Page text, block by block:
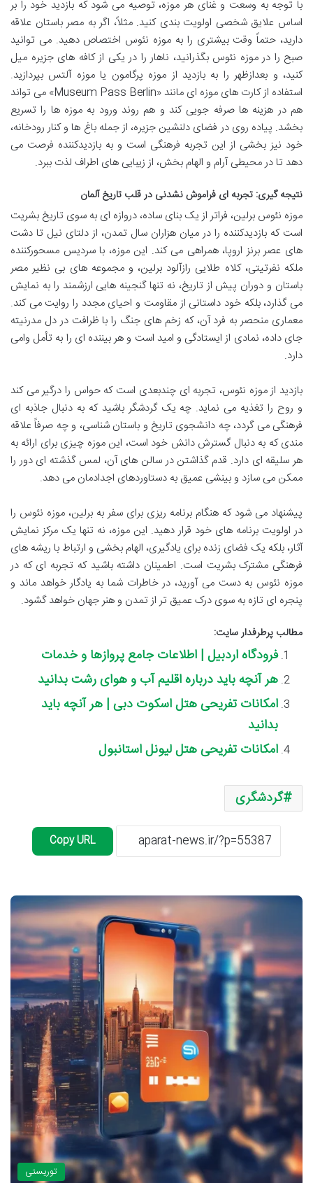
با توجه به وسعت و غنای هر موزه، توصیه می شود که بازدید خود را بر
اساس علایق شخصی اولویت بندی کنید. مثلاً، اگر به مصر باستان علاقه
دارید، حتماً وقت بیشتری را به موزه نئوس اختصاص دهید. می توانید
صبح را در موزه نئوس بگذرانید، ناهار را در یکی از کافه های جزیره میل
کنید، و بعدازظهر را به بازدید از موزه پرگامون یا موزه آلتس بپردازید.
استفاده از کارت های موزه ای مانند «Museum Pass Berlin» می تواند
هم در هزینه ها صرفه جویی کند و هم روند ورود به موزه ها را تسریع
بخشد. پیاده روی در فضای دلنشین جزیره، از جمله باغ ها و کنار رودخانه،
خود نیز بخشی از این تجربه فرهنگی است و به بازدیدکننده فرصت می
دهد تا در محیطی آرام و الهام بخش، از زیبایی های اطراف لذت ببرد.
نتیجه گیری: تجربه ای فراموش نشدنی در قلب تاریخ آلمان
موزه نئوس برلین، فراتر از یک بنای ساده، دروازه ای به سوی تاریخ بشریت
است که بازدیدکننده را در میان هزاران سال تمدن، از دلتای نیل تا دشت
های عصر برنز اروپا، همراهی می کند. این موزه، با سردیس مسحورکننده
ملکه نفرتیتی، کلاه طلایی رازآلود برلین، و مجموعه های بی نظیر مصر
باستان و دوران پیش از تاریخ، نه تنها گنجینه هایی ارزشمند را به نمایش
می گذارد، بلکه خود داستانی از مقاومت و احیای مجدد را روایت می کند.
معماری منحصر به فرد آن، که زخم های جنگ را با ظرافت در دل مدرنیته
جای داده، نمادی از ایستادگی و امید است و هر بیننده ای را به تأمل وامی
دارد.
بازدید از موزه نئوس، تجربه ای چندبعدی است که حواس را درگیر می کند
و روح را تغذیه می نماید. چه یک گردشگر باشید که به دنبال جاذبه ای
فرهنگی می گردد، چه دانشجوی تاریخ و باستان شناسی، و چه صرفاً علاقه
مندی که به دنبال گسترش دانش خود است، این موزه چیزی برای ارائه به
هر سلیقه ای دارد. قدم گذاشتن در سالن های آن، لمس گذشته ای دور را
ممکن می سازد و بینشی عمیق به دستاوردهای اجدادمان می دهد.
پیشنهاد می شود که هنگام برنامه ریزی برای سفر به برلین، موزه نئوس را
در اولویت برنامه های خود قرار دهید. این موزه، نه تنها یک مرکز نمایش
آثار، بلکه یک فضای زنده برای یادگیری، الهام بخشی و ارتباط با ریشه های
فرهنگی مشترک بشریت است. اطمینان داشته باشید که تجربه ای که در
موزه نئوس به دست می آورید، در خاطرات شما به یادگار خواهد ماند و
پنجره ای تازه به سوی درک عمیق تر از تمدن و هنر جهان خواهد گشود.
مطالب پرطرفدار سایت:
فرودگاه اردبیل | اطلاعات جامع پروازها و خدمات
هر آنچه باید درباره اقلیم آب و هوای رشت بدانید
امکانات تفریحی هتل اسکوت دبی | هر آنچه باید
بدانید
امکانات تفریحی هتل لیونل استانبول
گردشگری
Copy URL
توریستی